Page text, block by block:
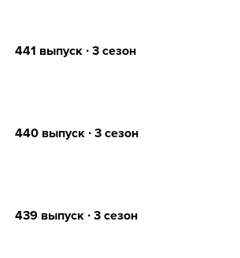
441 выпуск ∙ 3 сезон
440 выпуск ∙ 3 сезон
439 выпуск ∙ 3 сезон